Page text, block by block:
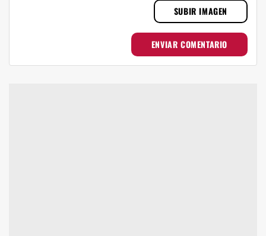
SUBIR IMAGEN
ENVIAR COMENTARIO